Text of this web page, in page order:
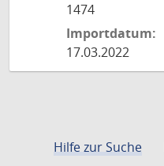
1474
Importdatum:
17.03.2022
Hilfe zur Suche